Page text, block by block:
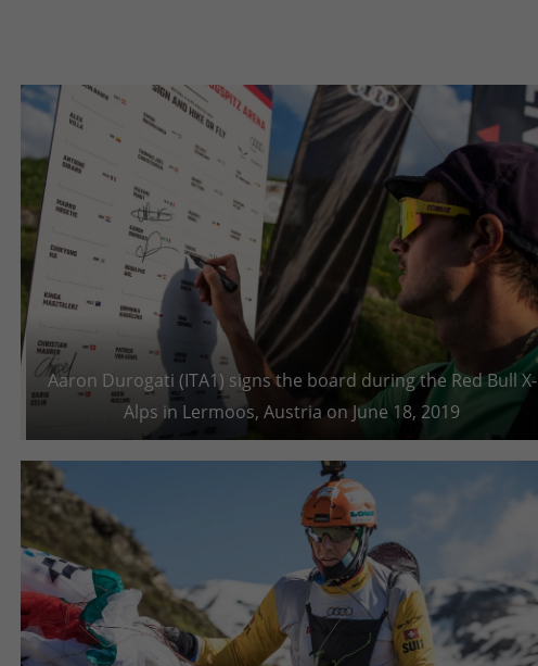
Aaron Durogati (ITA1) signs the board during the Red Bull X-
Alps in Lermoos, Austria on June 18, 2019